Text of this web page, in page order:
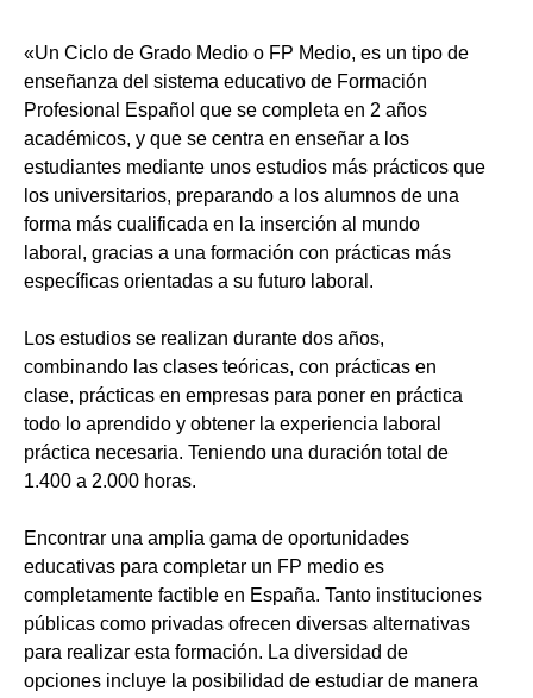
«Un Ciclo de Grado Medio o FP Medio, es un tipo de
enseñanza del sistema educativo de Formación
Profesional Español que se completa en 2 años
académicos, y que se centra en enseñar a los
estudiantes mediante unos estudios más prácticos que
los universitarios, preparando a los alumnos de una
forma más cualificada en la inserción al mundo
laboral, gracias a una formación con prácticas más
específicas orientadas a su futuro laboral.
Los estudios se realizan durante dos años,
combinando las clases teóricas, con prácticas en
clase, prácticas en empresas para poner en práctica
todo lo aprendido y obtener la experiencia laboral
práctica necesaria. Teniendo una duración total de
1.400 a 2.000 horas.
Encontrar una amplia gama de oportunidades
educativas para completar un FP medio es
completamente factible en España. Tanto instituciones
públicas como privadas ofrecen diversas alternativas
para realizar esta formación. La diversidad de
opciones incluye la posibilidad de estudiar de manera